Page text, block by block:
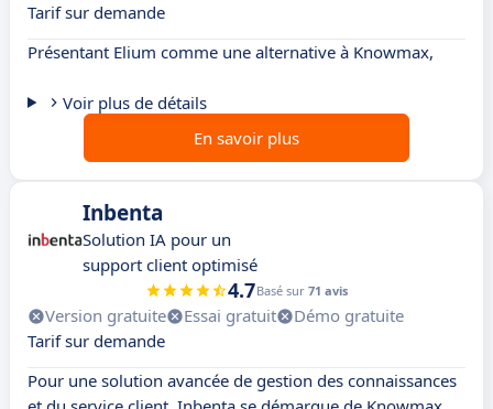
Tarif sur demande
Présentant Elium comme une alternative à Knowmax,
Voir plus de détails
En savoir plus
Inbenta
Solution IA pour un
support client optimisé
4.7Basé sur 71 avis
Version gratuite Essai gratuit
Démo gratuite
Tarif sur demande
Pour une solution avancée de gestion des connaissances